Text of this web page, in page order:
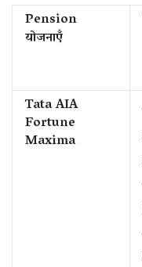
Pension
योजनाएँ
Tata AIA
Fortune
Maxima